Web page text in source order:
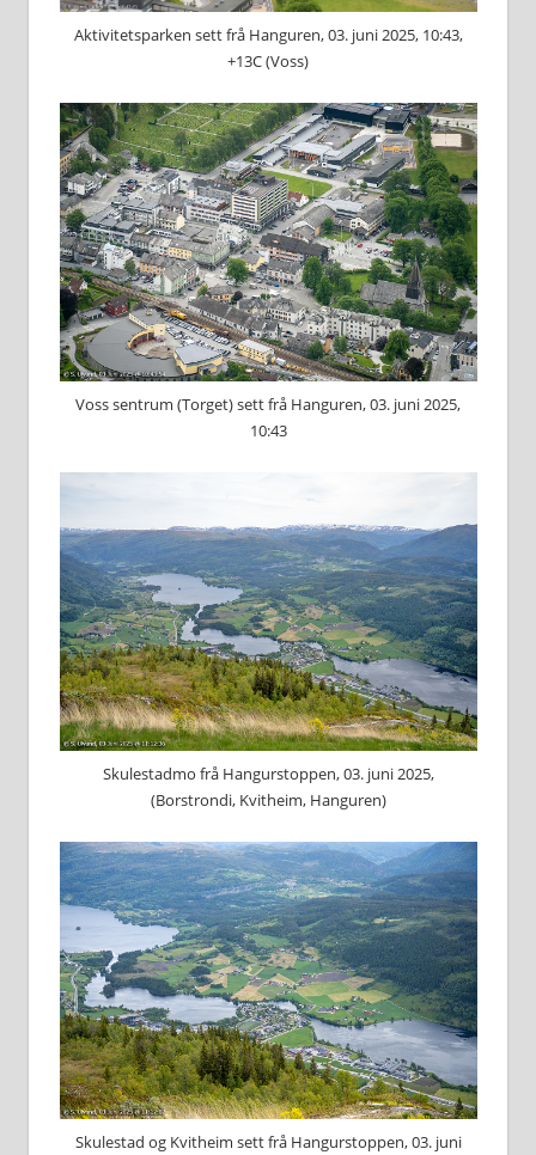
Aktivitetsparken sett frå Hanguren, 03. juni 2025, 10:43,
+13C (Voss)
Voss sentrum (Torget) sett frå Hanguren, 03. juni 2025,
10:43
Skulestadmo frå Hangurstoppen, 03. juni 2025,
(Borstrondi, Kvitheim, Hanguren)
Skulestad og Kvitheim sett frå Hangurstoppen, 03. juni